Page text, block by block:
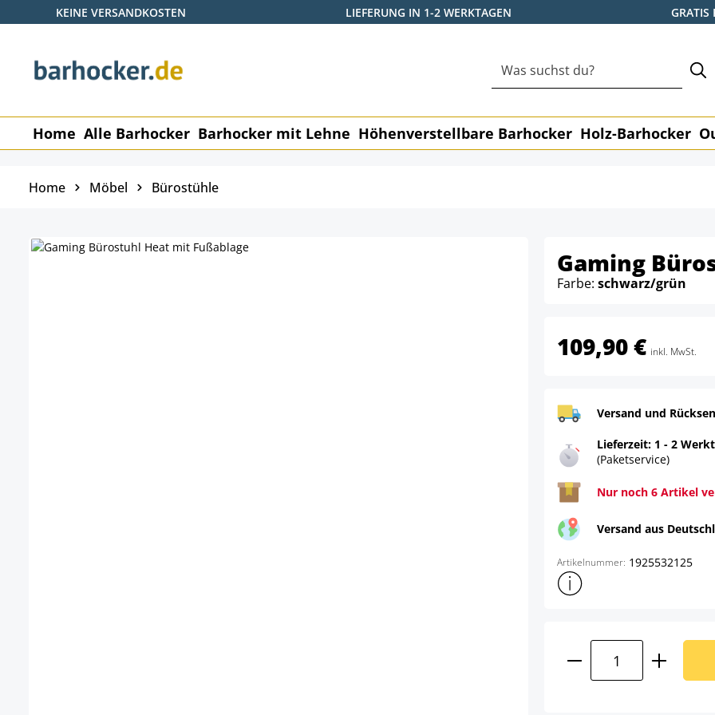
Hauptinhalt springen
Zur Suche springen
Zur Hauptnavigation springen
KEINE VERSANDKOSTEN LIEFERUNG IN 1-2 WERKTAGEN GRATIS
Home Alle Barhocker Barhocker mit Lehne Höhenverstellbare Barhocker Holz-Barhocker
Home Möbel Bürostühle
Gaming
Farbe: schwarz/grün
109,90 € inkl. MwSt.
Versand und
Lieferzeit: 1 - 2
(Paketservice)
Nur noch 6 Artikel
Versand aus
Artikelnummer: 1925532125
Weitere
Produkt Anzahl: